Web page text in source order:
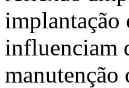
implantação
influenciam
manutenção